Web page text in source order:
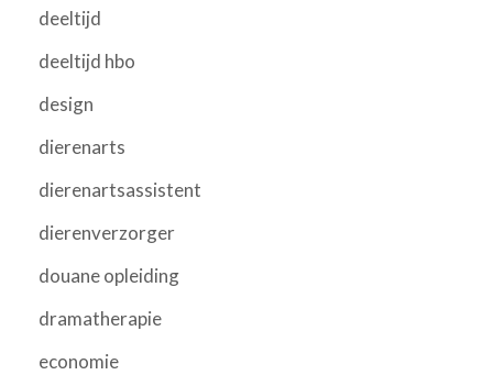
deeltijd
deeltijd hbo
design
dierenarts
dierenartsassistent
dierenverzorger
douane opleiding
dramatherapie
economie